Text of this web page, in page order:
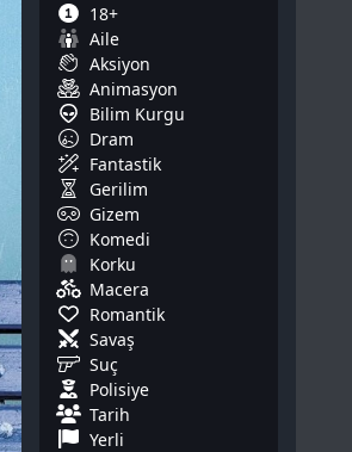
18+
Aile
Aksiyon
Animasyon
Bilim Kurgu
Dram
Fantastik
Gerilim
Gizem
Komedi
Korku
Macera
Romantik
Savaş
Suç
Polisiye
Tarih
Yerli